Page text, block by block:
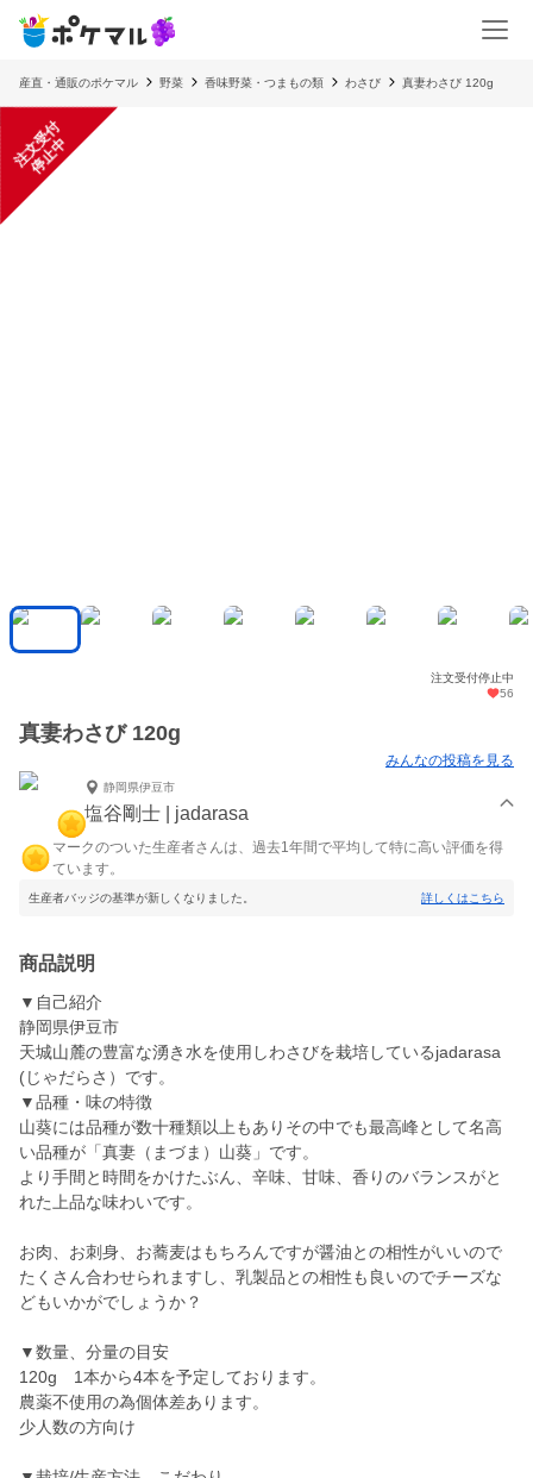
産直・通販のポケマル 野菜 香味野菜・つまもの類 わさび 真妻わさび 120g
注
文
受
付
停
止
中
注文受付停止中
56
真妻わさび 120g
みんなの投稿を見る
静岡県伊豆市
塩谷剛士 | jadarasa
マークのついた生産者さんは、過去1年間で平均して特に高い評価を得
ています。
生産者バッジの基準が新しくなりました。 詳しくはこちら
商品説明
▼自己紹介
静岡県伊豆市
天城山麓の豊富な湧き水を使用しわさびを栽培しているjadarasa
(じゃだらさ）です。
▼品種・味の特徴
山葵には品種が数十種類以上もありその中でも最高峰として名高
い品種が「真妻（まづま）山葵」です。
より手間と時間をかけたぶん、辛味、甘味、香りのバランスがと
れた上品な味わいです。
お肉、お刺身、お蕎麦はもちろんですが醤油との相性がいいので
たくさん合わせられますし、乳製品との相性も良いのでチーズな
どもいかがでしょうか？
▼数量、分量の目安
120g 1本から4本を予定しております。
農薬不使用の為個体差あります。
少人数の方向け